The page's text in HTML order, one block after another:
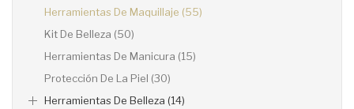
Herramientas De Maquillaje (55)
Kit De Belleza (50)
Herramientas De Manicura (15)
Protección De La Piel (30)
Herramientas De Belleza (14)